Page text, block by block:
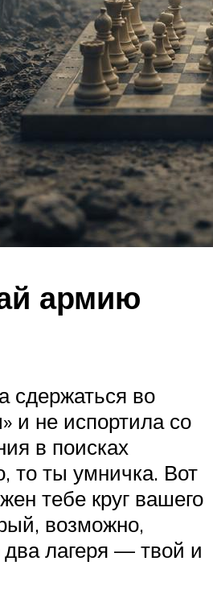
армию
сдержаться во
и не испортила со
в поисках
то ты умничка. Вот
тебе круг вашего
возможно,
лагеря — твой и